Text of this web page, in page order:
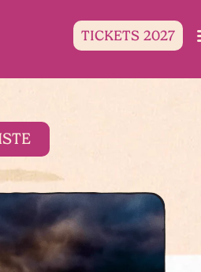
TICKETS 2027